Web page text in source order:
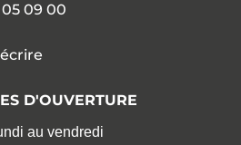
09 00
D'OUVERTURE
au vendredi